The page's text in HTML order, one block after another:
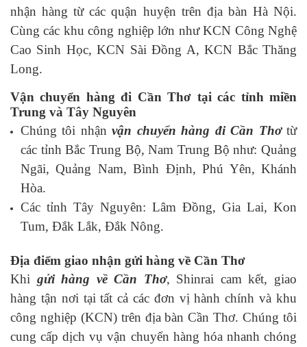
nhận hàng từ các quận huyện trên địa bàn Hà Nội.
Cùng các khu công nghiệp lớn như KCN Công Nghệ
Cao Sinh Học, KCN Sài Đồng A, KCN Bắc Thăng
Long.
Vận chuyển hàng đi Cần Thơ tại các tỉnh miền
Trung và Tây Nguyên
Chúng tôi nhậnvận chuyển hàng đi Cần Thơtừ
các tỉnh Bắc Trung Bộ, Nam Trung Bộ như: Quảng
Ngãi, Quảng Nam, Bình Định, Phú Yên, Khánh
Hòa.
Các tỉnh Tây Nguyên: Lâm Đồng, Gia Lai, Kon
Tum, Đắk Lắk, Đắk Nông.
Địa điểm giao nhận gửi hàng về Cần Thơ
Khi gửi hàng về Cần Thơ, Shinrai cam kết, giao
hàng tận nơi tại tất cả các đơn vị hành chính và khu
công nghiệp (KCN) trên địa bàn Cần Thơ. Chúng tôi
cung cấp dịch vụ vận chuyển hàng hóa nhanh chóng